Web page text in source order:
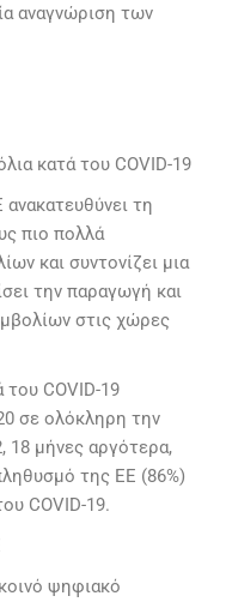
αναγνώριση των
κατά του COVID-19
τη
πιο πολλά
και συντονίζει μια
την παραγωγή και
στις χώρες
του COVID-19
σε ολόκληρη την
18 μήνες αργότερα,
της ΕΕ (86%)
COVID-19.
ψηφιακό